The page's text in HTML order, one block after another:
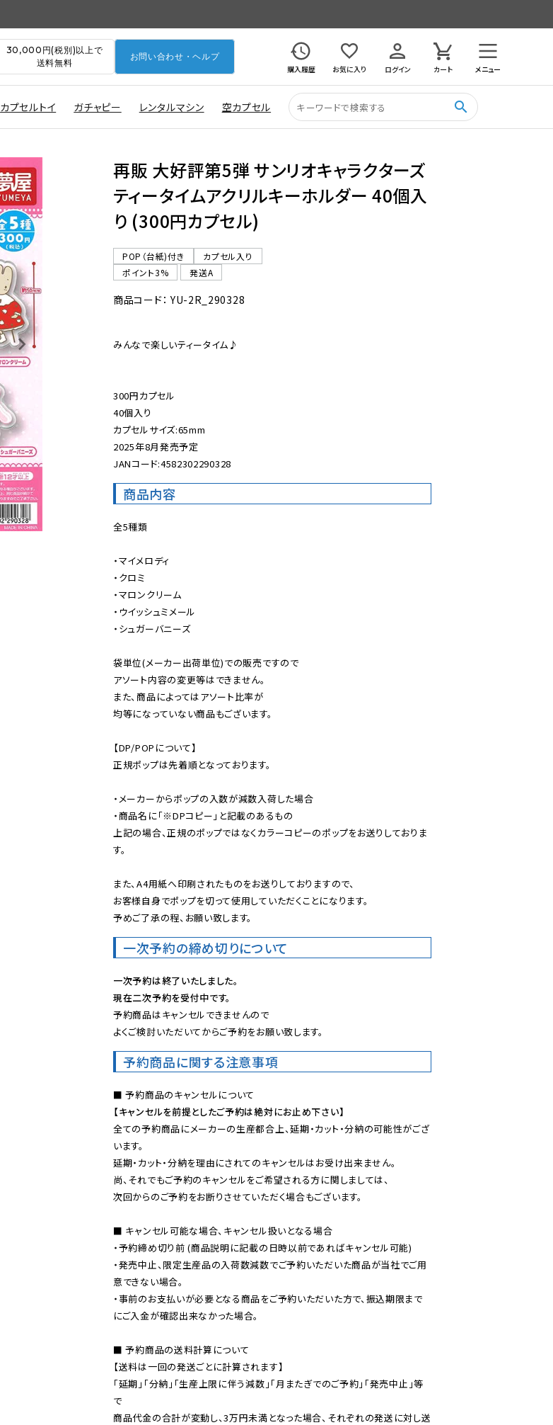
30,000円(税別)以上で
送料無料
お問い合わせ・ヘルプ
購入履歴
お気に入り ログイン カート メニュー
カプセルトイ ガチャピー レンタルマシン 空カプセル search
再販 大好評第5弾 サンリオキャラクターズ
ティータイムアクリルキーホルダー 40個入
り (300円カプセル)
POP（台紙)付き
カプセル入り
ポイント3%
発送A
商品コード： YU-2R_290328
みんなで楽しいティータイム♪
300円カプセル
40個入り
カプセルサイズ:65mm
2025年8月発売予定
JANコード:4582302290328
商品内容
全5種類
・マイメロディ
・クロミ
・マロンクリーム
・ウイッシュミメール
・シュガーバニーズ
袋単位(メーカー出荷単位)での販売ですので
アソート内容の変更等はできません。
また、商品によってはアソート比率が
均等になっていない商品もございます。
【DP/POPについて】
正規ポップは先着順となっております。
・メーカーからポップの入数が減数入荷した場合
・商品名に「※DPコピー」と記載のあるもの
上記の場合、正規のポップではなくカラーコピーのポップをお送りしておりま
す。
また、A4用紙へ印刷されたものをお送りしておりますので、
お客様自身でポップを切って使用していただくことになります。
予めご了承の程、お願い致します。
一次予約の締め切りについて
一次予約は終了いたしました。
現在二次予約を受付中です。
予約商品はキャンセルできませんので
よくご検討いただいてからご予約をお願い致します。
予約商品に関する注意事項
【キャンセルを前提としたご予約は絶対にお止め下さい】
全ての予約商品にメーカーの生産都合上、延期・カット・分納の可能性がござ
います。
延期・カット・分納を理由にされてのキャンセルはお受け出来ません。
尚、それでもご予約のキャンセルをご希望される方に関しましては、
次回からのご予約をお断りさせていただく場合もございます。
■ キャンセル可能な場合、キャンセル扱いとなる場合
・予約締め切り前 (商品説明に記載の日時以前であればキャンセル可能)
・発売中止、限定生産品の入荷数減数でご予約いただいた商品が当社でご用
意できない場合。
・事前のお支払いが必要となる商品をご予約いただいた方で、振込期限まで
にご入金が確認出来なかった場合。
■ 予約商品の送料計算について
【送料は一回の発送ごとに計算されます】
「延期」「分納」「生産上限に伴う減数」「月またぎでのご予約」「発売中止」等
で
商品代金の合計が変動し、3万円未満となった場合、それぞれの発送に対し送